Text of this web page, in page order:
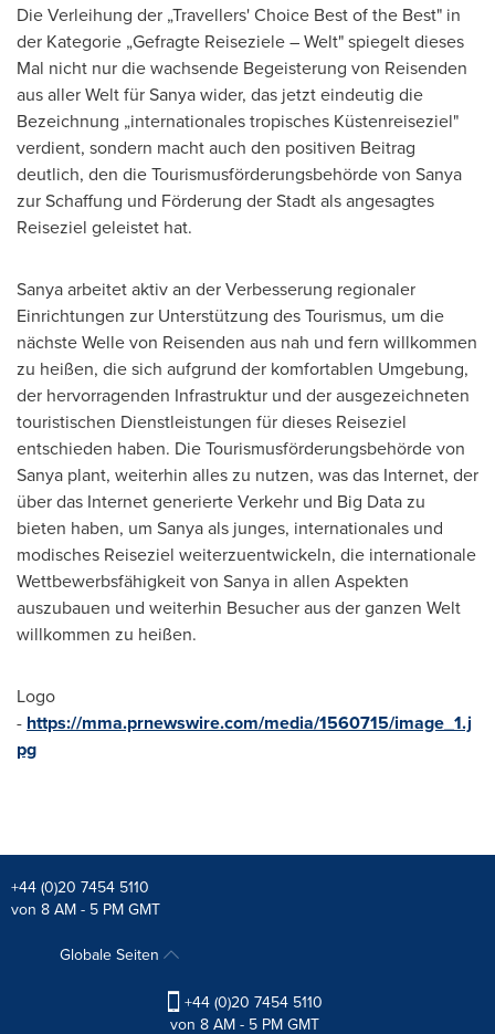
Die Verleihung der „Travellers' Choice Best of the Best" in
der Kategorie „Gefragte Reiseziele – Welt" spiegelt dieses
Mal nicht nur die wachsende Begeisterung von Reisenden
aus aller Welt für Sanya wider, das jetzt eindeutig die
Bezeichnung „internationales tropisches Küstenreiseziel"
verdient, sondern macht auch den positiven Beitrag
deutlich, den die Tourismusförderungsbehörde von Sanya
zur Schaffung und Förderung der Stadt als angesagtes
Reiseziel geleistet hat.
Sanya arbeitet aktiv an der Verbesserung regionaler
Einrichtungen zur Unterstützung des Tourismus, um die
nächste Welle von Reisenden aus nah und fern willkommen
zu heißen, die sich aufgrund der komfortablen Umgebung,
der hervorragenden Infrastruktur und der ausgezeichneten
touristischen Dienstleistungen für dieses Reiseziel
entschieden haben. Die Tourismusförderungsbehörde von
Sanya plant, weiterhin alles zu nutzen, was das Internet, der
über das Internet generierte Verkehr und Big Data zu
bieten haben, um Sanya als junges, internationales und
modisches Reiseziel weiterzuentwickeln, die internationale
Wettbewerbsfähigkeit von Sanya in allen Aspekten
auszubauen und weiterhin Besucher aus der ganzen Welt
willkommen zu heißen.
Logo
- https://mma.prnewswire.com/media/1560715/image_1.j
pg
+44 (0)20 7454 5110
von 8 AM - 5 PM GMT
Globale Seiten
+44 (0)20 7454 5110
von 8 AM - 5 PM GMT